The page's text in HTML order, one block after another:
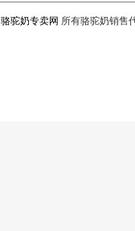
骆驼奶专卖网 所有骆驼奶销售